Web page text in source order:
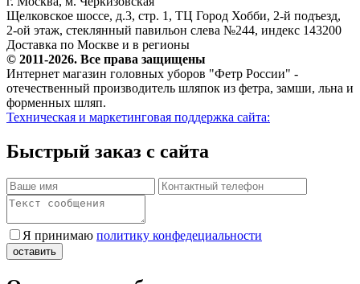
Щелковское шоссе, д.3, стр. 1, ТЦ Город Хобби, 2-й подъезд,
2-ой этаж, стеклянный павильон слева №244, индекс 143200
Доставка по Москве и в регионы
© 2011-2026. Все права защищены
Интернет магазин головных уборов "Фетр России" -
отечественный производитель шляпок из фетра, замши, льна и
форменных шляп.
Техническая и маркетинговая поддержка сайта:
Быстрый заказ с сайта
Я принимаю политику конфедециальности